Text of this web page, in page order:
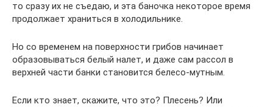
то сразу их не съедаю, и эта баночка некоторое время
продолжает храниться в холодильнике.
Но со временем на поверхности грибов начинает
образовываться белый налет, и даже сам рассол в
верхней части банки становится белесо-мутным.
Если кто знает, скажите, что это? Плесень? Или